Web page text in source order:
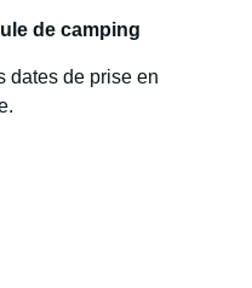
de camping
dates de prise en